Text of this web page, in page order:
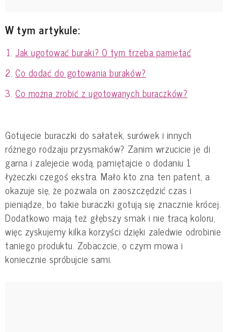
W tym artykule:
Jak ugotować buraki? O tym trzeba pamiętać
Co dodać do gotowania buraków?
Co można zrobić z ugotowanych buraczków?
Gotujecie buraczki do sałatek, surówek i innych
różnego rodzaju przysmaków? Zanim wrzucicie je di
garna i zalejecie wodą, pamiętajcie o dodaniu 1
łyżeczki czegoś ekstra. Mało kto zna ten patent, a
okazuje się, że pozwala on zaoszczędzić czas i
pieniądze, bo takie buraczki gotują się znacznie krócej.
Dodatkowo mają też głębszy smak i nie tracą koloru,
więc zyskujemy kilka korzyści dzięki zaledwie odrobinie
taniego produktu. Zobaczcie, o czym mowa i
koniecznie spróbujcie sami.